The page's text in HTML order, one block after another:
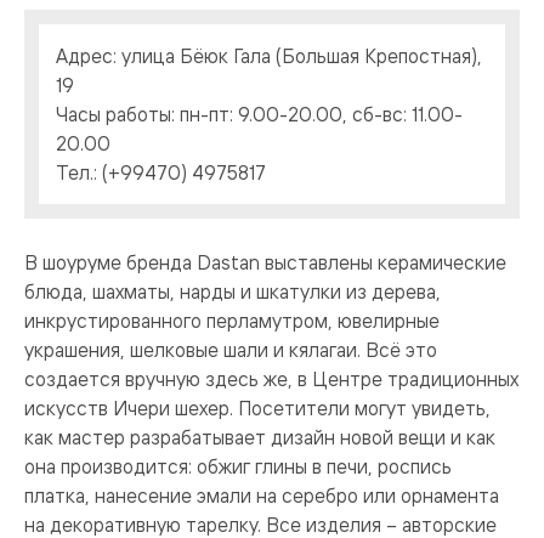
Адрес: улица Бёюк Гала (Большая Крепостная),
19
Часы работы: пн-пт: 9.00-20.00, сб-вс: 11.00-
20.00
Тел.: (+99470) 4975817
В шоуруме бренда Dastan выставлены керамические
блюда, шахматы, нарды и шкатулки из дерева,
инкрустированного перламутром, ювелирные
украшения, шелковые шали и кялагаи. Всё это
создается вручную здесь же, в Центре традиционных
искусств Ичери шехер. Посетители могут увидеть,
как мастер разрабатывает дизайн новой вещи и как
она производится: обжиг глины в печи, роспись
платка, нанесение эмали на серебро или орнамента
на декоративную тарелку. Все изделия – авторские